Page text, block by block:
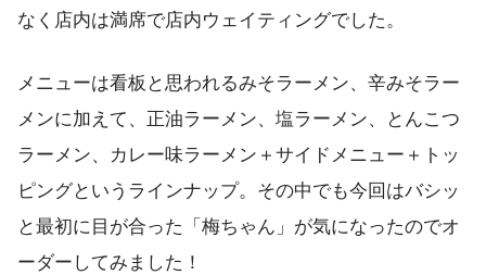
なく店内は満席で店内ウェイティングでした。
メニューは看板と思われるみそラーメン、辛みそラー
メンに加えて、正油ラーメン、塩ラーメン、とんこつ
ラーメン、カレー味ラーメン＋サイドメニュー＋トッ
ピングというラインナップ。その中でも今回はバシッ
と最初に目が合った「梅ちゃん」が気になったのでオ
ーダーしてみました！